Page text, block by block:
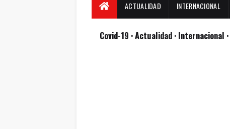
ACTUALIDAD INTERNACIONAL
Covid-19 · Actualidad · Internacional